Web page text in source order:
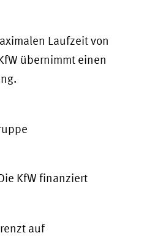
Laufzeit von
übernimmt einen
KfW finanziert
auf